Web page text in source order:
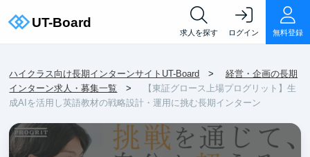
求人を探す ログイン 無料登録
ハイクラス向け長期インターンサイトUT-Board
経営・企画の長期
インターン求人・募集一覧
【東証グロース上場プログリット】生
成AIを活用し英語教材の戦略設計・運用に挑む長期インターン